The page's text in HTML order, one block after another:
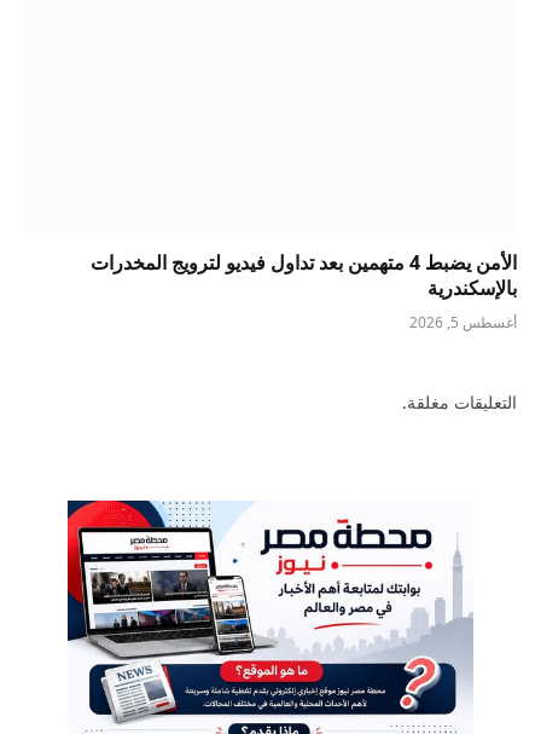
الأمن يضبط 4 متهمين بعد تداول فيديو لترويج المخدرات
بالإسكندرية
أغسطس 5, 2026
التعليقات مغلقة.